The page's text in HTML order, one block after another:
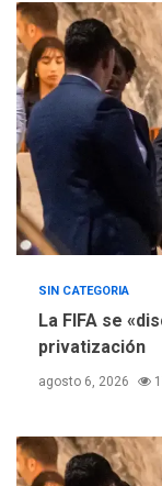
SIN CATEGORIA
La FIFA se
privatización
agosto 6, 2026